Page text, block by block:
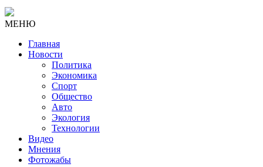
МЕНЮ
Главная
Новости
Политика
Экономика
Спорт
Общество
Авто
Экология
Технологии
Видео
Мнения
Фотожабы